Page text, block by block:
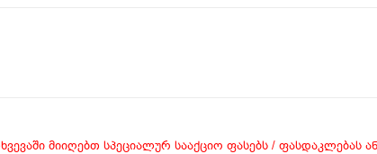
მიიღებთ სპეციალურ სააქციო ფასებს / ფასდაკლებას